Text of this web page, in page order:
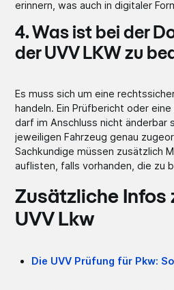
erinnern, was auch in digitaler
4. Was ist bei der
der UVV LKW zu
Es muss sich um eine
handeln. Ein Prüfbericht oder
darf im Anschluss nicht änderbar
jeweiligen Fahrzeug genau
Sachkundige müssen zusätzlich
auflisten, falls vorhanden, die zu
Zusätzliche Infos
UVV Lkw
Die UVV Prüfung für Pkw: